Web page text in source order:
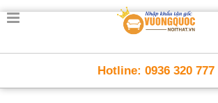
Hotline: 0936 320 777